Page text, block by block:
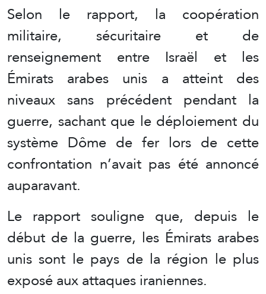
Selon le rapport, la coopération
militaire, sécuritaire et de
renseignement entre Israël et les
Émirats arabes unis a atteint des
niveaux sans précédent pendant la
guerre, sachant que le déploiement du
système Dôme de fer lors de cette
confrontation n’avait pas été annoncé
auparavant.
Le rapport souligne que, depuis le
début de la guerre, les Émirats arabes
unis sont le pays de la région le plus
exposé aux attaques iraniennes.